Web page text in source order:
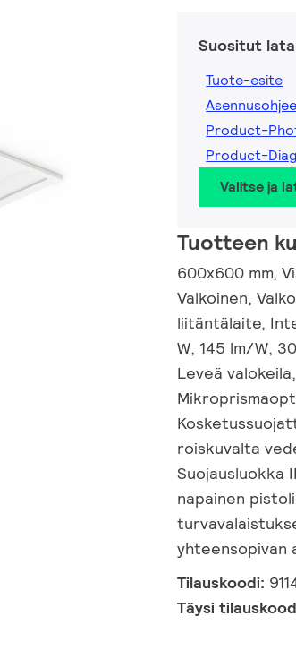
Suositut
Tuote-esite
Product-
Product-
Valitse ja
Tuotteen
600x600 mm,
Valkoinen,
liitäntälaite,
W, 145 lm/W,
Leveä
roiskuvalta
Suojausluokka
napainen
yhteensopivan
Tilauskoodi:
Täysi